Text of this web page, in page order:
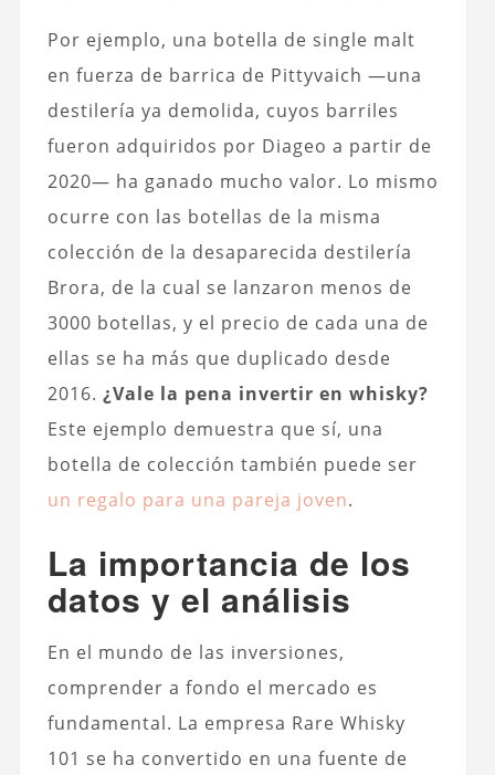
Por ejemplo, una botella de single malt
en fuerza de barrica de Pittyvaich —una
destilería ya demolida, cuyos barriles
fueron adquiridos por Diageo a partir de
2020— ha ganado mucho valor. Lo mismo
ocurre con las botellas de la misma
colección de la desaparecida destilería
Brora, de la cual se lanzaron menos de
3000 botellas, y el precio de cada una de
ellas se ha más que duplicado desde
2016. ¿Vale la pena invertir en whisky?
Este ejemplo demuestra que sí, una
botella de colección también puede ser
un regalo para una pareja joven.
La importancia de los
datos y el análisis
En el mundo de las inversiones,
comprender a fondo el mercado es
fundamental. La empresa Rare Whisky
101 se ha convertido en una fuente de